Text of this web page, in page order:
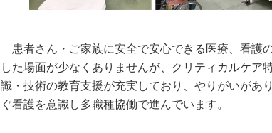
患者さん・ご家族に安全で安心できる医療、看護
した場面が少なくありませんが、クリティカルケア
識・技術の教育支援が充実しており、やりがいがあ
ぐ看護を意識し多職種協働で進んでいます。